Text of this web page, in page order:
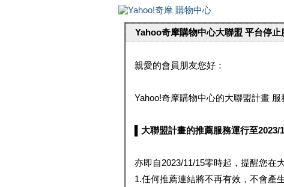
Yahoo奇摩購物中心大聯盟 平台停止
親愛的會員朋友您好：
Yahoo!奇摩購物中心的大聯盟計畫 服
▌大聯盟計畫的推薦服務運行至2023/
亦即自2023/11/15零時起，提醒您在
1.任何推薦連結將不再有效，不會產